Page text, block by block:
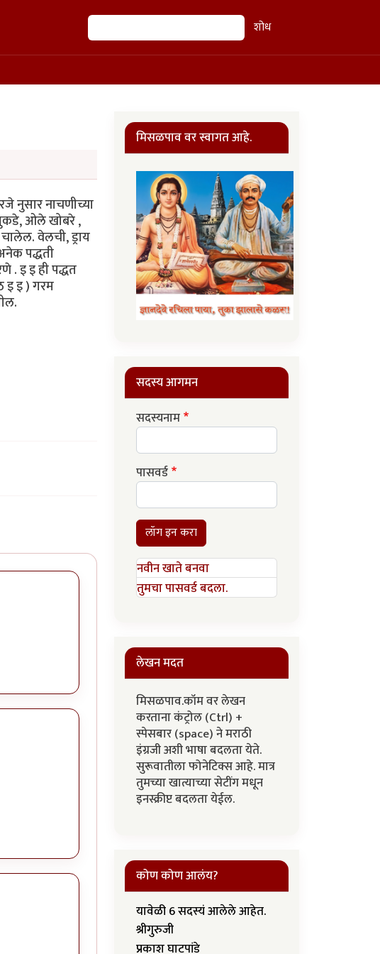
शोध शोध
नुसार नाचणीच्या
तुकडे, ओले खोबरे ,
वेलची, ड्राय
पद्धती
. इ इ ही पद्धत
इ इ ) गरम
मिसळपाव वर स्वागत आहे.
सदस्य आगमन
सदस्यनाम
पासवर्ड
लॉग इन करा
नवीन खाते बनवा
तुमचा पासवर्ड बदला.
लेखन मदत
मिसळपाव.कॉम वर लेखन
करताना कंट्रोल (Ctrl) +
स्पेसबार (space) ने मराठी
इंग्रजी अशी भाषा बदलता येते.
सुरूवातीला फोनेटिक्स आहे. मात्र
तुमच्या खात्याच्या सेटींग मधून
इनस्क्रीप्ट बदलता येईल.
कोण कोण आलंय?
यावेळी 6 सदस्यं आलेले आहेत.
श्रीगुरुजी
प्रकाश घाटपांडे